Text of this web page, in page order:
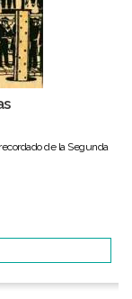
de la Segunda